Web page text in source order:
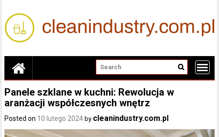
content
Panele szklane w kuchni: Rewolucja w
aranżacji współczesnych wnętrz
Posted on 10 lutego 2024 by cleanindustry.com.pl